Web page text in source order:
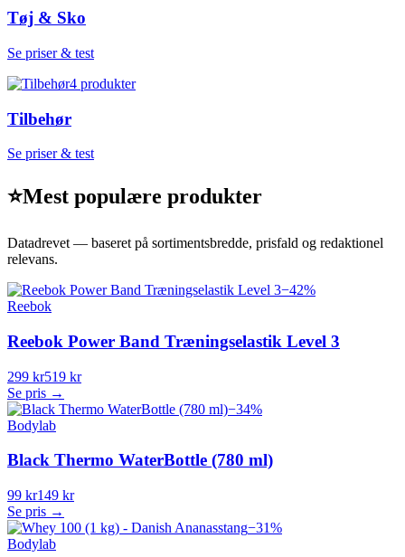
Tøj & Sko
Se priser & test
4 produkter
Tilbehør
Se priser & test
⭐Mest populære produkter
Datadrevet — baseret på sortimentsbredde, prisfald og redaktionel
relevans.
−42%
Reebok
Reebok Power Band Træningselastik Level 3
299 kr519 kr
Se pris →
−34%
Bodylab
Black Thermo WaterBottle (780 ml)
99 kr149 kr
Se pris →
−31%
Bodylab